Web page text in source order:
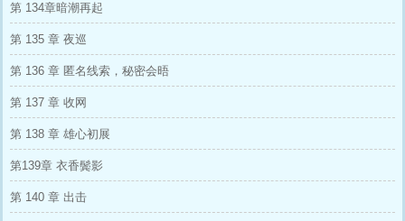
第 134章暗潮再起
第 135 章 夜巡
第 136 章 匿名线索，秘密会晤
第 137 章 收网
第 138 章 雄心初展
第139章 衣香鬓影
第 140 章 出击